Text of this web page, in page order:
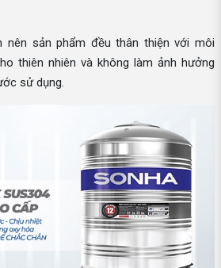
nên sản phẩm đều thân thiện với môi
thiên nhiên và không làm ảnh hưởng
sử dụng.